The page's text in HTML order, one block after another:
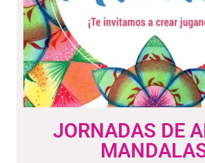
JORNADAS DE